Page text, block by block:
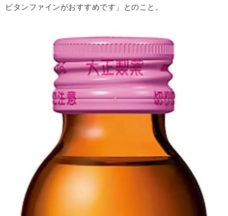
ビタンファインがおすすめです」とのこと。